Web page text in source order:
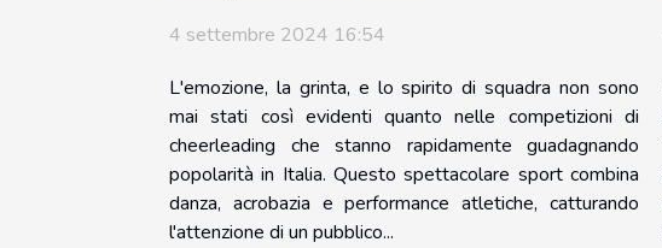
4 settembre 2024 16:54
L'emozione, la grinta, e lo spirito di squadra non sono
mai stati così evidenti quanto nelle competizioni di
cheerleading che stanno rapidamente guadagnando
popolarità in Italia. Questo spettacolare sport combina
danza, acrobazia e performance atletiche, catturando
l'attenzione di un pubblico...